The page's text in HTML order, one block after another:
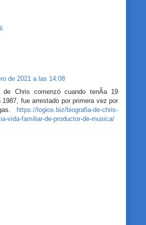
de 2021 a las 14:08
de Chris comenzó cuando tenÃa 19
fue arrestado por primera vez por
https://logios.biz/biografia-de-chris-
vida-familiar-de-productor-de-musica/